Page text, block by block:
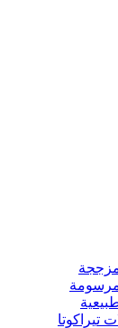
مزججة
مرسومة
تيراكوتا